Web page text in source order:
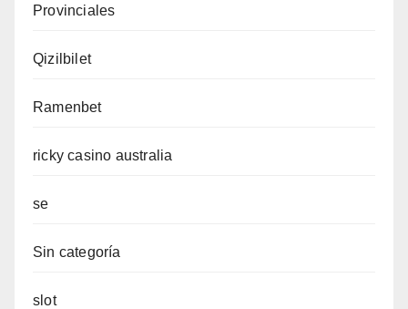
Provinciales
Qizilbilet
Ramenbet
ricky casino australia
se
Sin categoría
slot